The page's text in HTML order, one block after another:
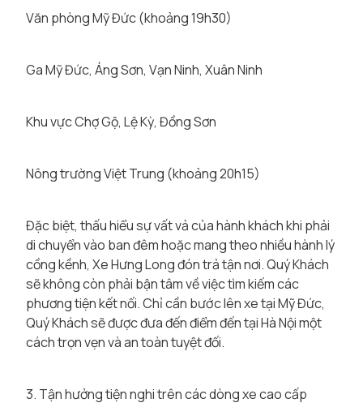
Văn phòng Mỹ Đức (khoảng 19h30)
Ga Mỹ Đức, Áng Sơn, Vạn Ninh, Xuân Ninh
Khu vực Chợ Gộ, Lệ Kỳ, Đồng Sơn
Nông trường Việt Trung (khoảng 20h15)
Đặc biệt, thấu hiểu sự vất vả của hành khách khi phải
di chuyển vào ban đêm hoặc mang theo nhiều hành lý
cồng kềnh, Xe Hưng Long đón trả tận nơi. Quý Khách
sẽ không còn phải bận tâm về việc tìm kiếm các
phương tiện kết nối. Chỉ cần bước lên xe tại Mỹ Đức,
Quý Khách sẽ được đưa đến điểm đến tại Hà Nội một
cách trọn vẹn và an toàn tuyệt đối.
3. Tận hưởng tiện nghi trên các dòng xe cao cấp